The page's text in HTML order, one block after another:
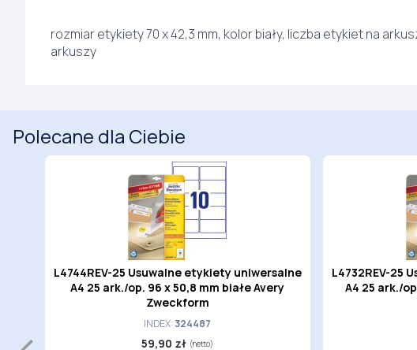
rozmiar etykiety 70 x 42,3 mm, kolor biały, liczba etykiet na
arkuszy
Polecane dla Ciebie
L4744REV-25 Usuwalne etykiety uniwersalne
A4 25 ark./op. 96 x 50,8 mm białe Avery
Zweckform
INDEX:324487
59,90 zł (netto)
L4732REV-25
A4 25 ark./